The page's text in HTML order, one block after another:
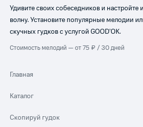
Удивите своих собеседников и настройте
волну. Установите популярные мелодии
скучных гудков с услугой GOOD’OK.
Стоимость мелодий — от 75 ₽ / 30 дней
Главная
Каталог
Скопируй гудок